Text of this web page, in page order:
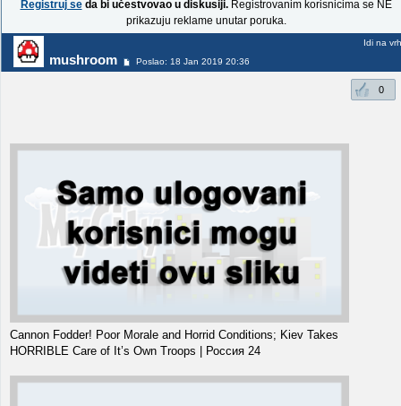
Registruj seda bi učestvovao u diskusiji.Registrovanim korisnicima se NE
prikazuju reklame unutar poruka.
mushroom Poslao: 18 Jan 2019 20:36
Idi na vrh
0
Cannon Fodder! Poor Morale and Horrid Conditions; Kiev Takes
HORRIBLE Care of It’s Own Troops | Россия 24